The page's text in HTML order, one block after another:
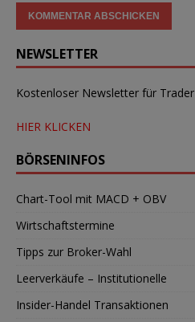
NEWSLETTER
Kostenloser Newsletter für Trader
HIER KLICKEN
BÖRSENINFOS
Chart-Tool mit MACD + OBV
Wirtschaftstermine
Tipps zur Broker-Wahl
Leerverkäufe – Institutionelle
Insider-Handel Transaktionen